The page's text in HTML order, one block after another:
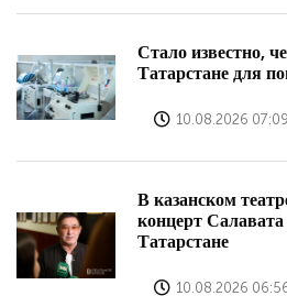
Стало известно,
Татарстане для
10.08.2026 07:09
В казанском
концерт
Татарстане
10.08.2026